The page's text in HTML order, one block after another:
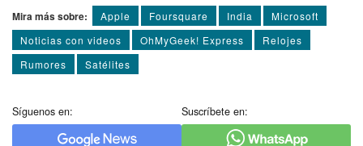
Mira más sobre: Apple Foursquare India
Microsoft
Noticias con videos
OhMyGeek! Express
Relojes
Rumores
Satélites
Síguenos en: Suscríbete en: